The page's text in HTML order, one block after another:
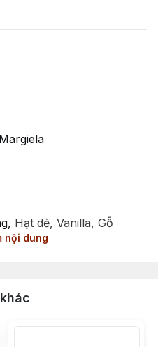
Hạt dẻ, Vanilla, Gỗ
Margiela – Hương
nội dung